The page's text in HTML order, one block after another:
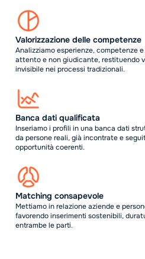
Valorizzazione delle competenze
Analizziamo esperienze, competenze
attento e non giudicante, restituendo
invisibile nei processi tradizionali.
Banca dati qualificata
Inseriamo i profili in una banca dati
da persone reali, già incontrate e
opportunità coerenti.
Matching consapevole
Mettiamo in relazione aziende e
favorendo inserimenti sostenibili,
entrambe le parti.